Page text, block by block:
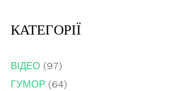
КАТЕГОРІЇ
ВІДЕО (97)
ГУМОР (64)